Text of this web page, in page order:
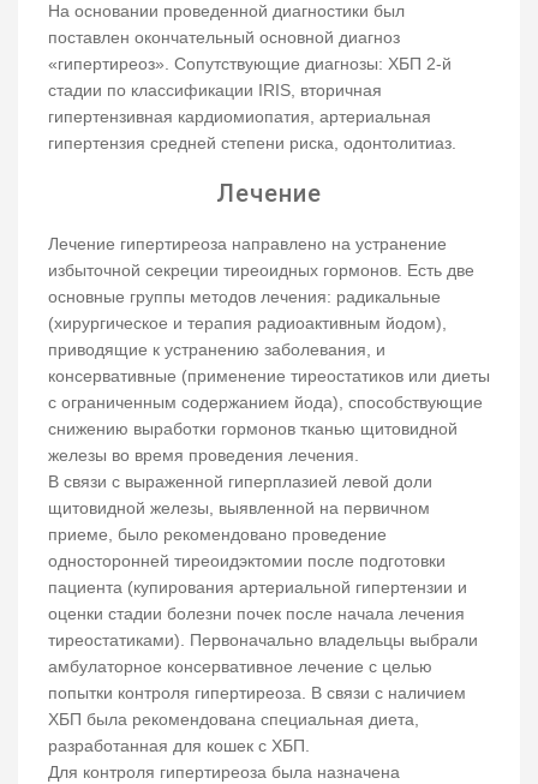
На основании проведенной диагностики был
поставлен окончательный основной диагноз
«гипертиреоз». Сопутствующие диагнозы: ХБП 2-й
стадии по классификации IRIS, вторичная
гипертензивная кардиомиопатия, артериальная
гипертензия средней степени риска, одонтолитиаз.
Лечение
Лечение гипертиреоза направлено на устранение
избыточной секреции тиреоидных гормонов. Есть две
основные группы методов лечения: радикальные
(хирургическое и терапия радиоактивным йодом),
приводящие к устранению заболевания, и
консервативные (применение тиреостатиков или диеты
с ограниченным содержанием йода), способствующие
снижению выработки гормонов тканью щитовидной
железы во время проведения лечения.
В связи с выраженной гиперплазией левой доли
щитовидной железы, выявленной на первичном
приеме, было рекомендовано проведение
односторонней тиреоидэктомии после подготовки
пациента (купирования артериальной гипертензии и
оценки стадии болезни почек после начала лечения
тиреостатиками). Первоначально владельцы выбрали
амбулаторное консервативное лечение с целью
попытки контроля гипертиреоза. В связи с наличием
ХБП была рекомендована специальная диета,
разработанная для кошек с ХБП.
Для контроля гипертиреоза была назначена